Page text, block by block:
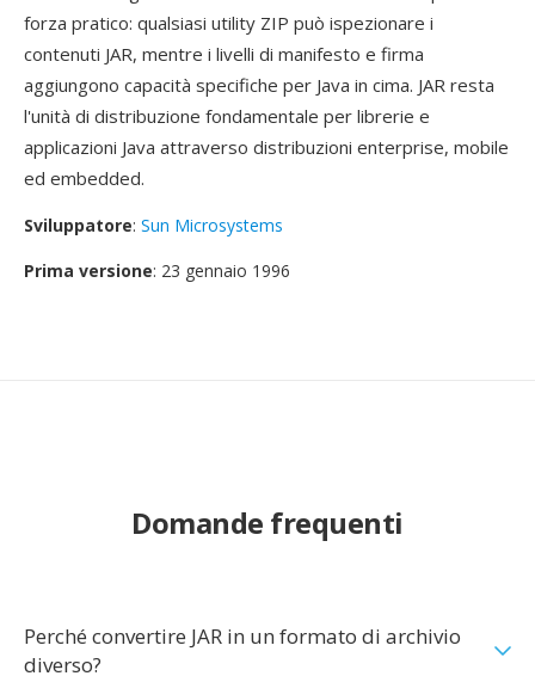
forza pratico: qualsiasi utility ZIP può ispezionare i
contenuti JAR, mentre i livelli di manifesto e firma
aggiungono capacità specifiche per Java in cima. JAR resta
l'unità di distribuzione fondamentale per librerie e
applicazioni Java attraverso distribuzioni enterprise, mobile
ed embedded.
Sviluppatore: Sun Microsystems
Prima versione: 23 gennaio 1996
Domande frequenti
Perché convertire JAR in un formato di archivio
diverso?